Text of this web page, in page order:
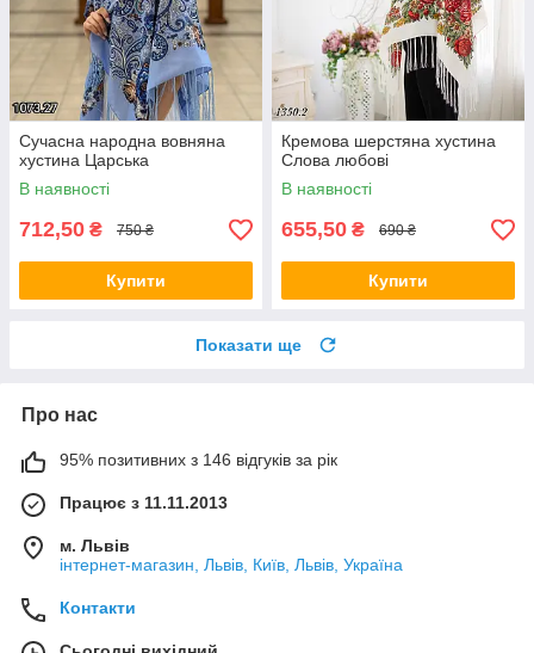
Сучасна народна вовняна
хустина Царська
В наявності
712,50 ₴ 750 ₴
Купити
Кремова шерстяна хустина
Слова любові
В наявності
655,50 ₴ 690 ₴
Купити
Показати ще
Про нас
95% позитивних з 146 відгуків за рік
Працює з 11.11.2013
м. Львів
інтернет-магазин, Львів, Київ, Львів, Україна
Контакти